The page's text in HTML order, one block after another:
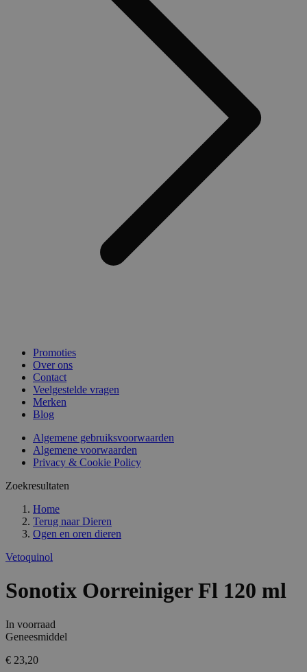
Promoties
Over ons
Contact
Veelgestelde vragen
Merken
Blog
Algemene gebruiksvoorwaarden
Algemene voorwaarden
Privacy & Cookie Policy
Zoekresultaten
Home
Terug naar Dieren
Ogen en oren dieren
Vetoquinol
Sonotix Oorreiniger Fl 120 ml
In voorraad
Geneesmiddel
€ 23,20